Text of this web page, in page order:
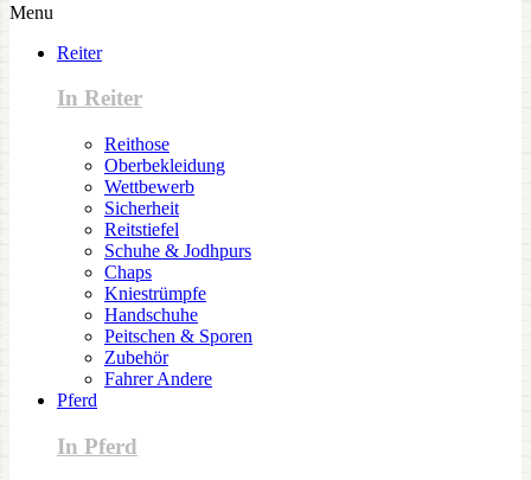
Menu
Reiter
In Reiter
Reithose
Oberbekleidung
Wettbewerb
Sicherheit
Reitstiefel
Schuhe & Jodhpurs
Chaps
Kniestrümpfe
Handschuhe
Peitschen & Sporen
Zubehör
Fahrer Andere
Pferd
In Pferd